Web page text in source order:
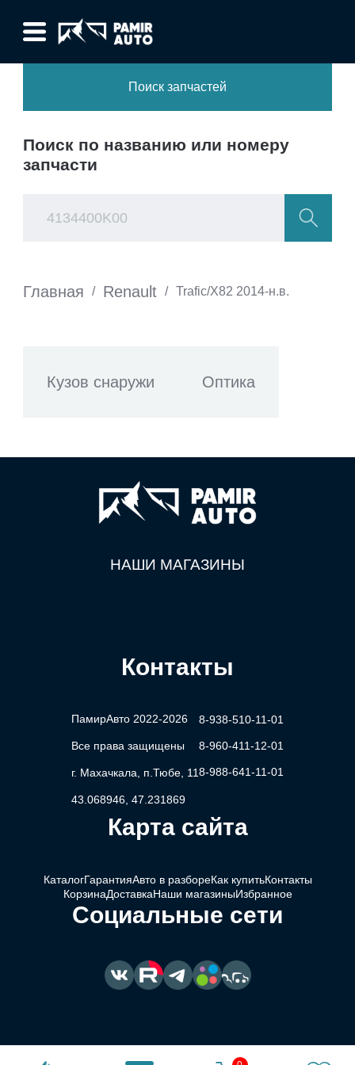
Поиск запчастей
Поиск по названию или номеру
запчасти
Главная / Renault / Trafic/X82 2014-н.в.
Кузов снаружи Оптика
НАШИ МАГАЗИНЫ
Контакты
ПамирАвто 2022-2026
Все права защищены
г. Махачкала, п.Тюбе, 11
43.068946, 47.231869
8-938-510-11-01
8-960-411-12-01
8-988-641-11-01
Карта сайта
КаталогГарантияАвто в разбореКак купитьКонтакты
КорзинаДоставкаНаши магазиныИзбранное
Социальные сети